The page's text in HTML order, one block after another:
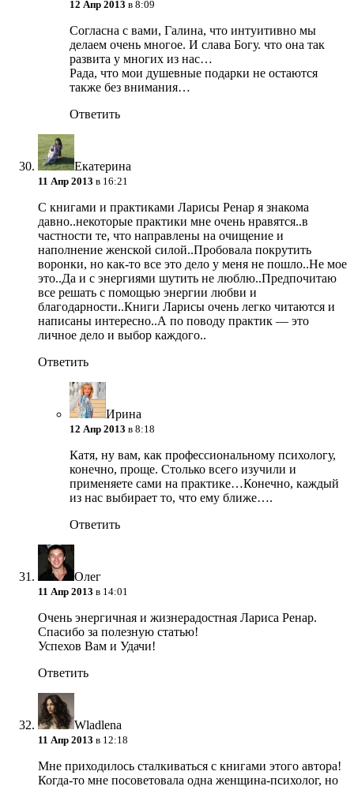
12 Апр 2013 в 8:09
Согласна с вами, Галина, что интуитивно мы
делаем очень многое. И слава Богу. что она так
развита у многих из нас…
Рада, что мои душевные подарки не остаются
также без внимания…
Ответить
Екатерина
11 Апр 2013 в 16:21
С книгами и практиками Ларисы Ренар я знакома
давно..некоторые практики мне очень нравятся..в
частности те, что направлены на очищение и
наполнение женской силой..Пробовала покрутить
воронки, но как-то все это дело у меня не пошло..Не мое
это..Да и с энергиями шутить не люблю..Предпочитаю
все решать с помощью энергии любви и
благодарности..Книги Ларисы очень легко читаются и
написаны интересно..А по поводу практик — это
личное дело и выбор каждого..
Ответить
Ирина
12 Апр 2013 в 8:18
Катя, ну вам, как профессиональному психологу,
конечно, проще. Столько всего изучили и
применяете сами на практике…Конечно, каждый
из нас выбирает то, что ему ближе….
Ответить
Олег
11 Апр 2013 в 14:01
Очень энергичная и жизнерадостная Лариса Ренар.
Спасибо за полезную статью!
Успехов Вам и Удачи!
Ответить
Wladlena
11 Апр 2013 в 12:18
Мне приходилось сталкиваться с книгами этого автора!
Когда-то мне посоветовала одна женщина-психолог, но